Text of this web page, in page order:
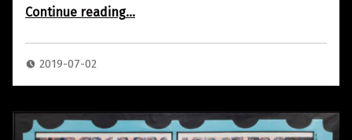
Continue reading“1953一個關於ADAGP的故事”
…
2019-07-02